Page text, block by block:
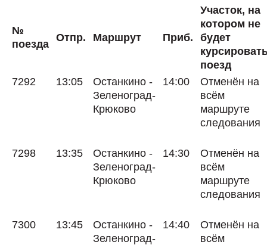
№
поезда
Отпр. Маршрут Приб.
Участок, на
котором не
будет
поезд
7292
13:05
Останкино -
Зеленоград-
Крюково
14:00
Отменён на
всём
маршруте
следования
7298 13:35
Останкино -
Зеленоград-
Крюково
14:30
Отменён на
всём
маршруте
следования
7300 13:45
Останкино -
Зеленоград-
14:40
Отменён на
всём